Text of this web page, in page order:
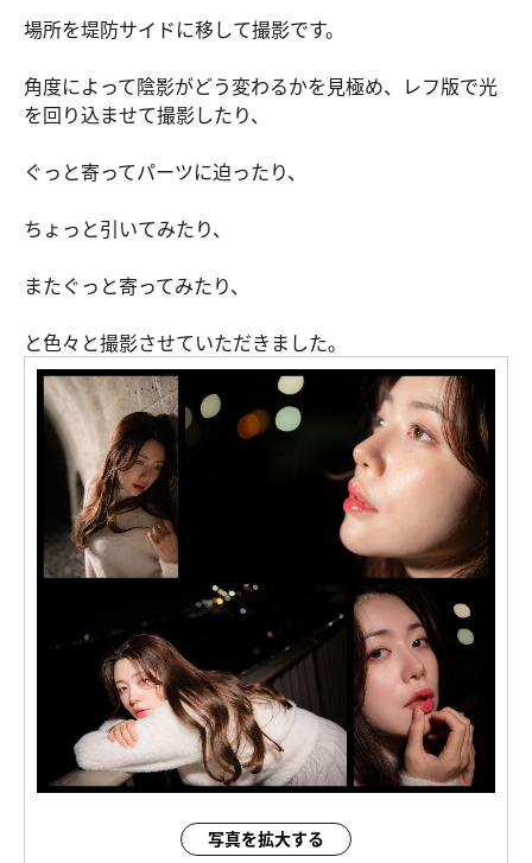
場所を堤防サイドに移して撮影です。
角度によって陰影がどう変わるかを見極め、レフ版で光
を回り込ませて撮影したり、
ぐっと寄ってパーツに迫ったり、
ちょっと引いてみたり、
またぐっと寄ってみたり、
と色々と撮影させていただきました。
写真を拡大する